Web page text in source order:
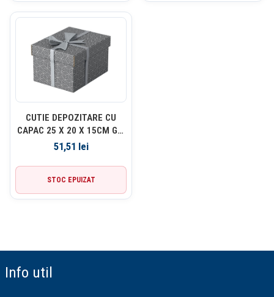
CUTIE DEPOZITARE CU
CAPAC 25 X 20 X 15CM GRI
RECYCLED ESSELTE
51,51 lei
STOC EPUIZAT
Info util